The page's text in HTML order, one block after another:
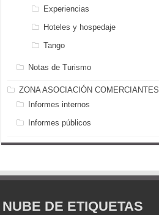
Experiencias
Hoteles y hospedaje
Tango
Notas de Turismo
ZONA ASOCIACIÓN COMERCIANTES
Informes internos
Informes públicos
NUBE DE ETIQUETAS